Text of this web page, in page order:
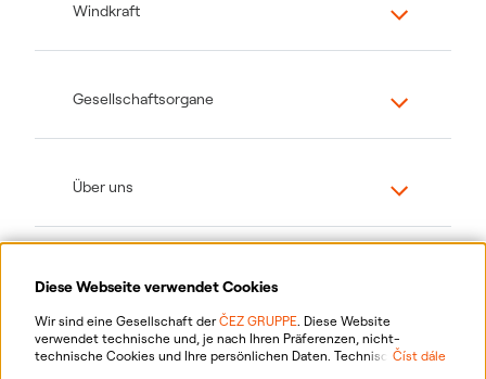
Diese Webseite verwendet Cookies
Wir sind eine Gesellschaft derČEZ GRUPPE. Diese Website
verwendet technische und, je nach Ihren Präferenzen, nicht-
technische Cookies und Ihre persönlichen Daten. TechnischeČíst dále
Windkraft
Gesellschaftsorgane
Über uns